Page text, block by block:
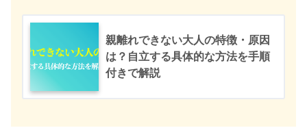
親離れできない大人の特徴・原因
は？自立する具体的な方法を手順
付きで解説